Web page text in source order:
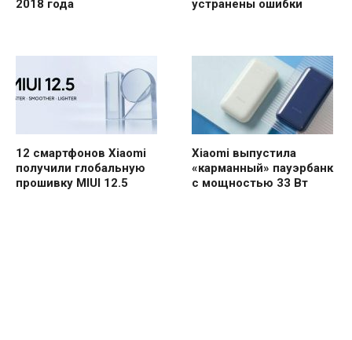
2018 года
устранены ошибки
12 смартфонов Xiaomi
получили глобальную
прошивку MIUI 12.5
Xiaomi выпустила
«карманный» пауэрбанк
с мощностью 33 Вт